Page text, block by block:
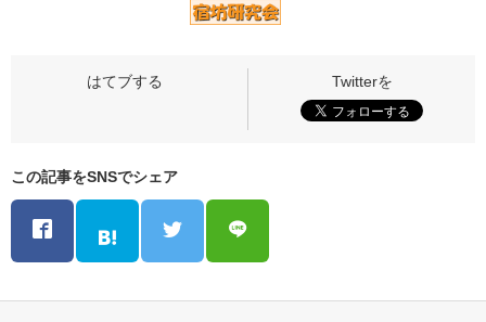
この記事をSNSでシェア